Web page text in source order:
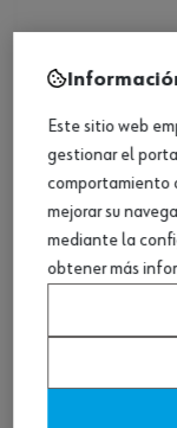
Guante
Este sitio web
gestionar el
comportamiento
mejorar su
mediante la
obtener más